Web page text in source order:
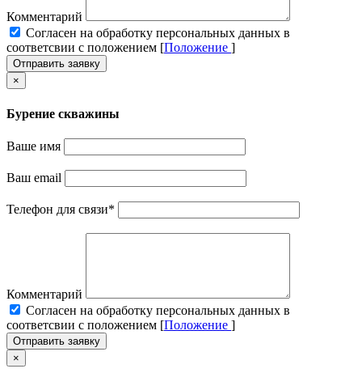
Комментарий
Cогласен на обработку персональных данных в
соответсвии с положением [Положение ]
Отправить заявку
×
Бурение скважины
Ваше имя
Ваш email
Телефон для связи*
Комментарий
Cогласен на обработку персональных данных в
соответсвии с положением [Положение ]
Отправить заявку
×